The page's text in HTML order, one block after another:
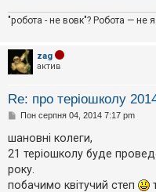
о
п
о
о
г
а
"робота - не вовк"? Робота — не
zag
актив
Re: про теріошколу
П
в
і
о
м
л
Пон серпня 04, 2014 7:17 pm
шановні колеги,
21 теріошколу буде
року.
побачимо квітучий степ